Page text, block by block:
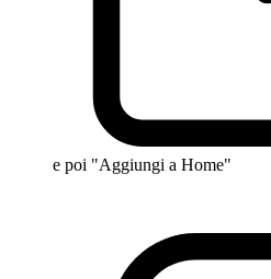
e poi "Aggiungi a Home"